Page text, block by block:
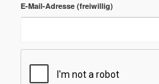
E-Mail-Adresse